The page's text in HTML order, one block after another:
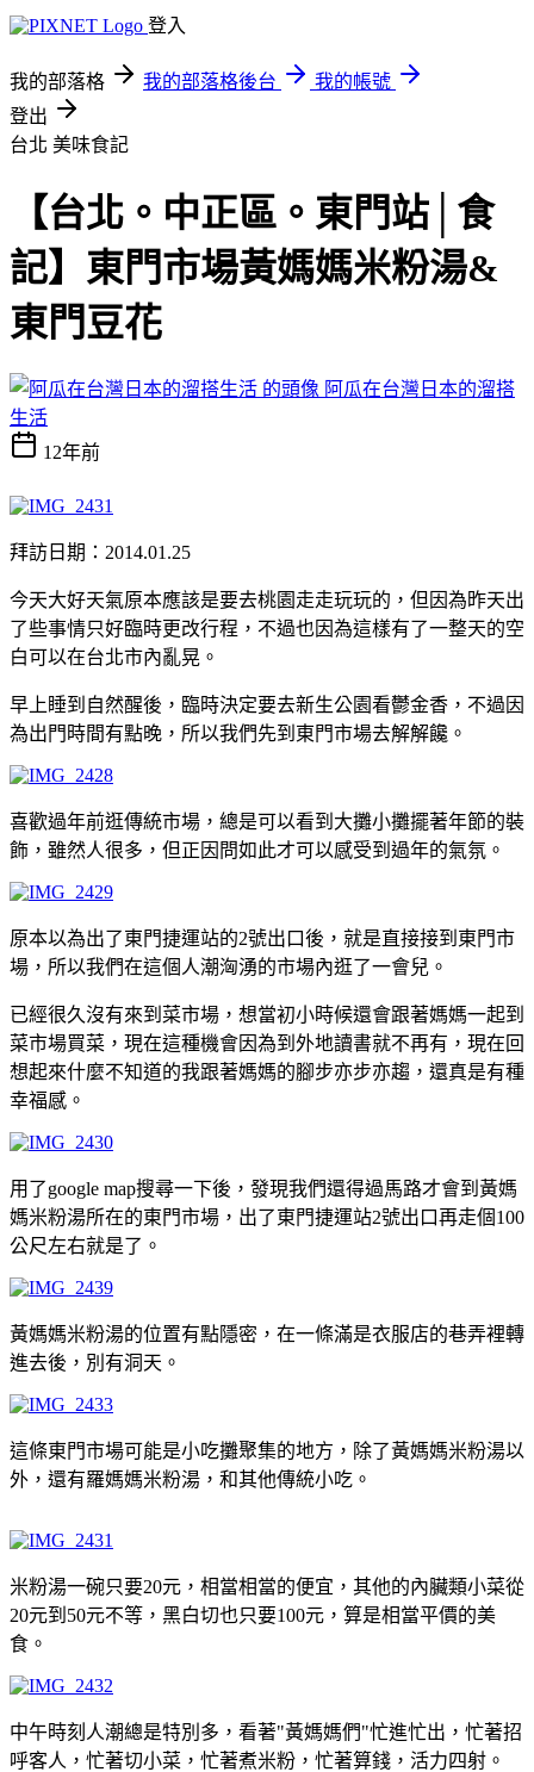
登入
我的部落格 我的部落格後台
我的帳號
登出
台北 美味食記
【台北。中正區。東門站│食
記】東門市場黃媽媽米粉湯&
東門豆花
阿瓜在台灣日本的溜搭
生活
12年前
拜訪日期：2014.01.25
今天大好天氣原本應該是要去桃園走走玩玩的，但因為昨天出
了些事情只好臨時更改行程，不過也因為這樣有了一整天的空
白可以在台北市內亂晃。
早上睡到自然醒後，臨時決定要去新生公園看鬱金香，不過因
為出門時間有點晚，所以我們先到東門市場去解解饞。
喜歡過年前逛傳統市場，總是可以看到大攤小攤擺著年節的裝
飾，雖然人很多，但正因問如此才可以感受到過年的氣氛。
原本以為出了東門捷運站的2號出口後，就是直接接到東門市
場，所以我們在這個人潮洶湧的市場內逛了一會兒。
已經很久沒有來到菜市場，想當初小時候還會跟著媽媽一起到
菜市場買菜，現在這種機會因為到外地讀書就不再有，現在回
想起來什麼不知道的我跟著媽媽的腳步亦步亦趨，還真是有種
幸福感。
用了google map搜尋一下後，發現我們還得過馬路才會到黃媽
媽米粉湯所在的東門市場，出了東門捷運站2號出口再走個100
公尺左右就是了。
黃媽媽米粉湯的位置有點隱密，在一條滿是衣服店的巷弄裡轉
進去後，別有洞天。
這條東門市場可能是小吃攤聚集的地方，除了黃媽媽米粉湯以
外，還有羅媽媽米粉湯，和其他傳統小吃。
米粉湯一碗只要20元，相當相當的便宜，其他的內臟類小菜從
20元到50元不等，黑白切也只要100元，算是相當平價的美
食。
中午時刻人潮總是特別多，看著"黃媽媽們"忙進忙出，忙著招
呼客人，忙著切小菜，忙著煮米粉，忙著算錢，活力四射。